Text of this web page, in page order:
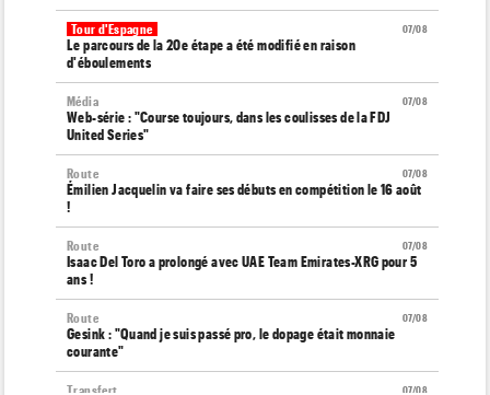
07/08
Tour d'Espagne
Le parcours de la 20e étape a été modifié en raison
d'éboulements
07/08
Média
Web-série : "Course toujours, dans les coulisses de la FDJ
United Series"
07/08
Route
Émilien Jacquelin va faire ses débuts en compétition le 16 août
!
07/08
Route
Isaac Del Toro a prolongé avec UAE Team Emirates-XRG pour 5
ans !
07/08
Route
Gesink : "Quand je suis passé pro, le dopage était monnaie
courante"
07/08
Transfert